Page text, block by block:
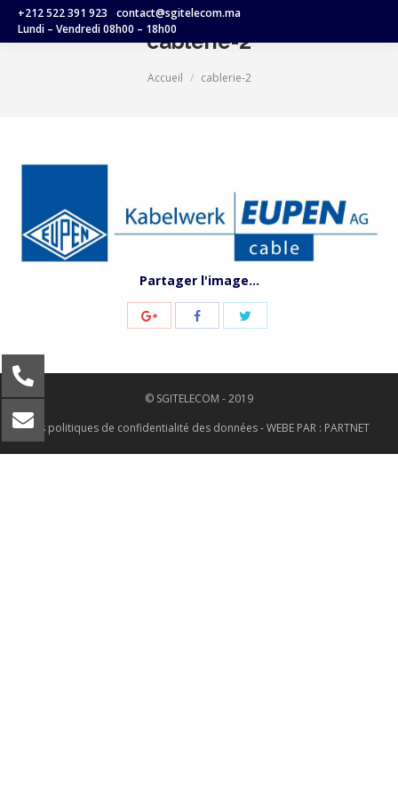
+212 522 391 923
contact@sgitelecom.ma
Lundi – Vendredi 08h00 – 18h00cablerie-2
Accueil cablerie-2
Partager l'image...
© SGITELECOM - 2019
Les politiques de confidentialité des données- WEBE PAR : PARTNET